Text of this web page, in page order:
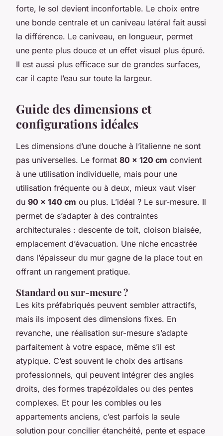
forte, le sol devient inconfortable. Le choix entre
une bonde centrale et un caniveau latéral fait aussi
la différence. Le caniveau, en longueur, permet
une pente plus douce et un effet visuel plus épuré.
Il est aussi plus efficace sur de grandes surfaces,
car il capte l’eau sur toute la largeur.
Guide des dimensions et
configurations idéales
Les dimensions d’une douche à l’italienne ne sont
pas universelles. Le format 80 x 120 cm convient
à une utilisation individuelle, mais pour une
utilisation fréquente ou à deux, mieux vaut viser
du 90 x 140 cm ou plus. L’idéal ? Le sur-mesure. Il
permet de s’adapter à des contraintes
architecturales : descente de toit, cloison biaisée,
emplacement d’évacuation. Une niche encastrée
dans l’épaisseur du mur gagne de la place tout en
offrant un rangement pratique.
Standard ou sur-mesure ?
Les kits préfabriqués peuvent sembler attractifs,
mais ils imposent des dimensions fixes. En
revanche, une réalisation sur-mesure s’adapte
parfaitement à votre espace, même s’il est
atypique. C’est souvent le choix des artisans
professionnels, qui peuvent intégrer des angles
droits, des formes trapézoïdales ou des pentes
complexes. Et pour les combles ou les
appartements anciens, c’est parfois la seule
solution pour concilier étanchéité, pente et espace